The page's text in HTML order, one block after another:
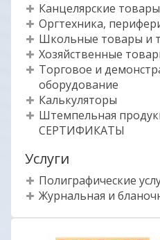
Канцелярские товары
Оргтехника,
Школьные товары и
Хозяйственные
Торговое и
оборудование
Калькуляторы
Штемпельная
СЕРТИФИКАТЫ
Услуги
Полиграфические
Журнальная и